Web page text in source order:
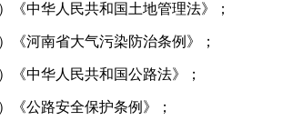
）《中华人民共和国土地管理法》；
）《河南省大气污染防治条例》；
）《中华人民共和国公路法》；
）《公路安全保护条例》；